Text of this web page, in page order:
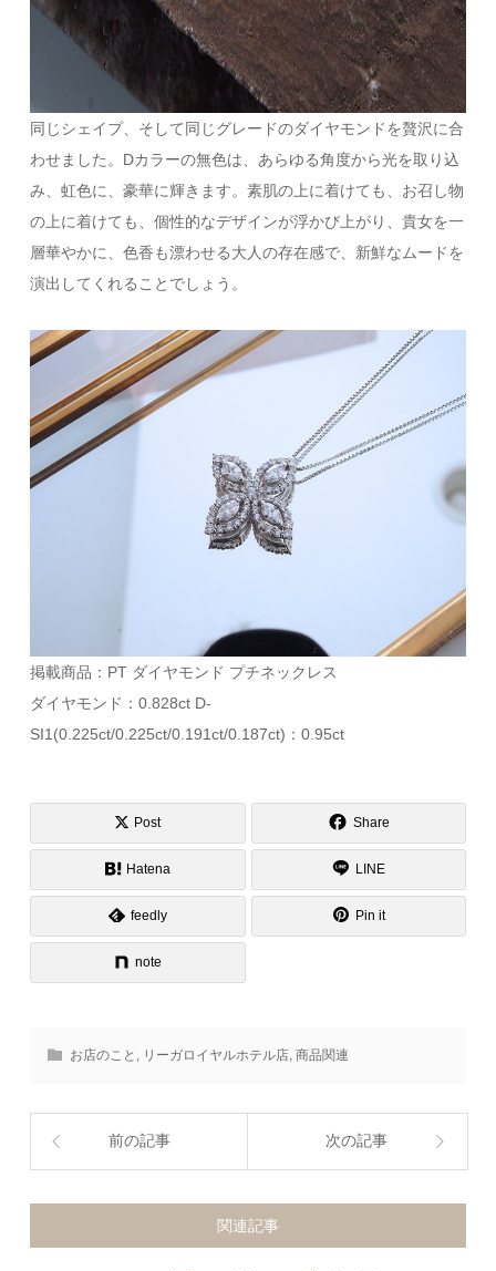
同じシェイプ、そして同じグレードのダイヤモンドを贅沢に合
わせました。Dカラーの無色は、あらゆる角度から光を取り込
み、虹色に、豪華に輝きます。素肌の上に着けても、お召し物
の上に着けても、個性的なデザインが浮かび上がり、貴女を一
層華やかに、色香も漂わせる大人の存在感で、新鮮なムードを
演出してくれることでしょう。
掲載商品：PT ダイヤモンド プチネックレス
ダイヤモンド：0.828ct D-
SI1(0.225ct/0.225ct/0.191ct/0.187ct)：0.95ct
Post Share
Hatena LINE
feedly Pin it
note
お店のこと リーガロイヤルホテル店 ,商品関連
前の記事 次の記事
関連記事